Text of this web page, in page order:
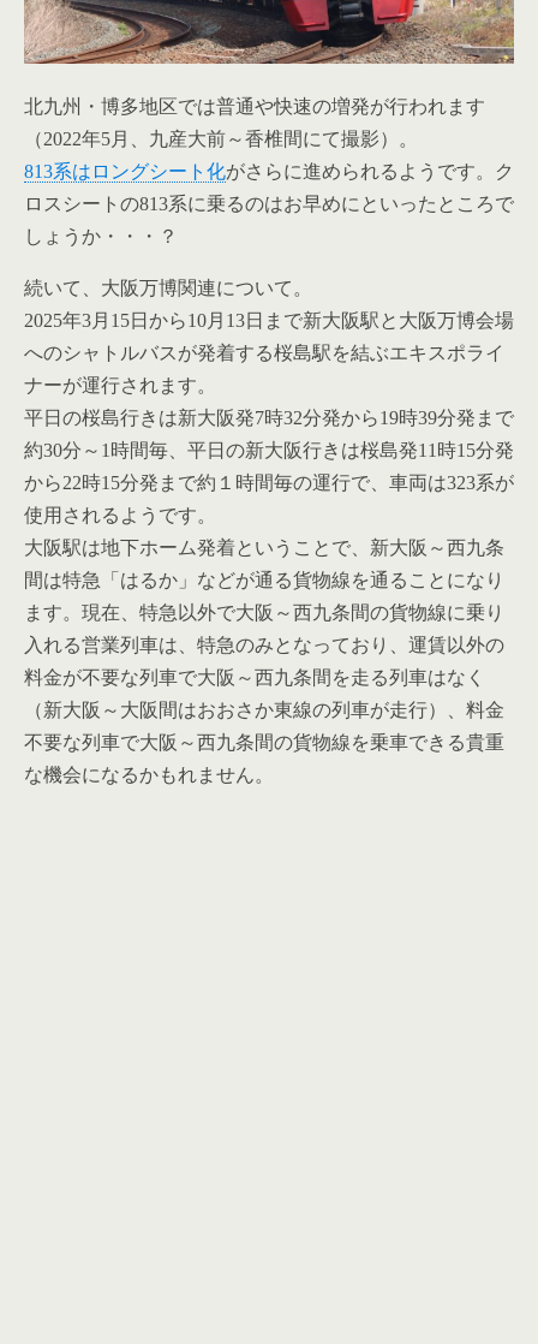
北九州・博多地区では普通や快速の増発が行われます
（2022年5月、九産大前～香椎間にて撮影）。
813系はロングシート化がさらに進められるようです。ク
ロスシートの813系に乗るのはお早めにといったところで
しょうか・・・？
続いて、大阪万博関連について。
2025年3月15日から10月13日まで新大阪駅と大阪万博会場
へのシャトルバスが発着する桜島駅を結ぶエキスポライ
ナーが運行されます。
平日の桜島行きは新大阪発7時32分発から19時39分発まで
約30分～1時間毎、平日の新大阪行きは桜島発11時15分発
から22時15分発まで約１時間毎の運行で、車両は323系が
使用されるようです。
大阪駅は地下ホーム発着ということで、新大阪～西九条
間は特急「はるか」などが通る貨物線を通ることになり
ます。現在、特急以外で大阪～西九条間の貨物線に乗り
入れる営業列車は、特急のみとなっており、運賃以外の
料金が不要な列車で大阪～西九条間を走る列車はなく
（新大阪～大阪間はおおさか東線の列車が走行）、料金
不要な列車で大阪～西九条間の貨物線を乗車できる貴重
な機会になるかもれません。